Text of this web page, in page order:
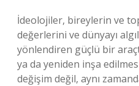
İdeolojiler, bireylerin ve
değerlerini ve dünyayı
yönlendiren güçlü bir
ya da yeniden inşa
değişim değil, aynı